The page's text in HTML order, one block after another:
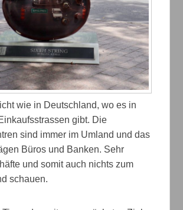
wie in Deutschland, wo es in
gibt. Die
sind immer im Umland und das
Büros und Banken. Sehr
und somit auch nichts zum
schauen.